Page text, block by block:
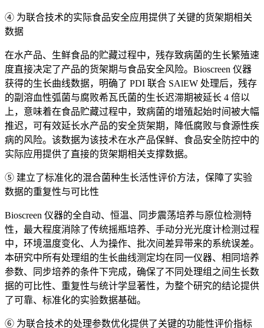
④ 为联合技术的实际食品安全应用提供了关键的货架期相关
数据
在水产品、生鲜食品的贮藏过程中，残存致病菌的生长繁殖速
度直接决定了产品的货架期与食品安全风险。Bioscreen 仪器
获得的生长曲线数据，明确了 PDI 联合 SAlEW 处理后，残存
的副溶血性弧菌与腐败希瓦氏菌的生长迟滞期被延长 4 倍以
上，意味着在食品贮藏过程中，致病菌的增殖起始时间被大幅
推迟，可有效延长水产品的安全货架期，降低腐败与食源性疾
病的风险。该数据为该技术在水产品保鲜、食品安全防控中的
实际应用提供了直接的货架期相关支撑数据。
⑤ 建立了标准化的混合菌种生长活性评价方法，保障了实验
数据的重复性与可比性
Bioscreen 仪器的全自动、恒温、同步震荡培养与原位检测特
性，最大程度消除了传统摇瓶培养、手动分光光度计检测过程
中，环境温度变化、人为操作、批次间差异带来的系统误差。
本研究中所有处理组的生长曲线测定均在同一仪器、相同培养
参数、同步培养的条件下完成，确保了不同处理组之间生长数
据的可比性、重复性与统计学显著性，为整个研究的结论提供
了可靠、标准化的实验数据基础。
⑥ 为联合技术的处理参数优化提供了关键的功能性评价指标